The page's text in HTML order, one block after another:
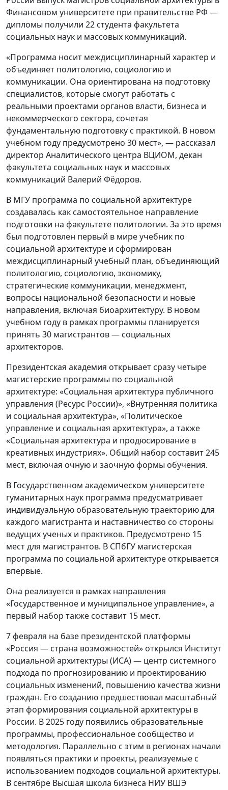
Финансовом университете при правительстве РФ —
дипломы получили 22 студента факультета
социальных наук и массовых коммуникаций.
«Программа носит междисциплинарный характер и
объединяет политологию, социологию и
коммуникации. Она ориентирована на подготовку
специалистов, которые смогут работать с
реальными проектами органов власти, бизнеса и
некоммерческого сектора, сочетая
фундаментальную подготовку с практикой. В новом
учебном году предусмотрено 30 мест», — рассказал
директор Аналитического центра ВЦИОМ, декан
факультета социальных наук и массовых
коммуникаций Валерий Фёдоров.
В МГУ программа по социальной архитектуре
создавалась как самостоятельное направление
подготовки на факультете политологии. За это время
был подготовлен первый в мире учебник по
социальной архитектуре и сформирован
междисциплинарный учебный план, объединяющий
политологию, социологию, экономику,
стратегические коммуникации, менеджмент,
вопросы национальной безопасности и новые
направления, включая биоархитектуру. В новом
учебном году в рамках программы планируется
принять 30 магистрантов — социальных
архитекторов.
Президентская академия открывает сразу четыре
магистерские программы по социальной
архитектуре: «Социальная архитектура публичного
управления (Ресурс России)», «Внутренняя политика
и социальная архитектура», «Политическое
управление и социальная архитектура», а также
«Социальная архитектура и продюсирование в
креативных индустриях». Общий набор составит 245
мест, включая очную и заочную формы обучения.
В Государственном академическом университете
гуманитарных наук программа предусматривает
индивидуальную образовательную траекторию для
каждого магистранта и наставничество со стороны
ведущих ученых и практиков. Предусмотрено 15
мест для магистрантов. В СПбГУ магистерская
программа по социальной архитектуре открывается
впервые.
Она реализуется в рамках направления
«Государственное и муниципальное управление», а
первый набор также составит 15 мест.
7 февраля на базе президентской платформы
«Россия — страна возможностей» открылся Институт
социальной архитектуры (ИСА) — центр системного
подхода по прогнозированию и проектированию
социальных изменений, повышению качества жизни
граждан. Его созданию предшествовал масштабный
этап формирования социальной архитектуры в
России. В 2025 году появились образовательные
программы, профессиональное сообщество и
методология. Параллельно с этим в регионах начали
появляться практики и проекты, реализуемые с
использованием подходов социальной архитектуры.
В сентябре Высшая школа бизнеса НИУ ВШЭ